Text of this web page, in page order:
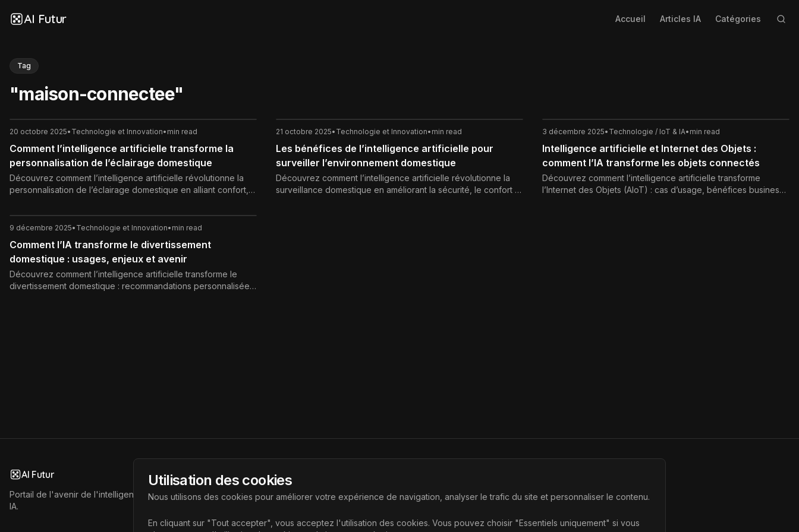
AI Futur Accueil Articles IA Catégories
Tag
"maison-connectee"
20 octobre 2025• Technologie et Innovation• min read
Comment l’intelligence artificielle transforme la
personnalisation de l’éclairage domestique
Découvrez comment l’intelligence artificielle révolutionne la
personnalisation de l’éclairage domestique en alliant confort,
21 octobre 2025• Technologie et Innovation• min read
Les bénéfices de l’intelligence artificielle pour
surveiller l’environnement domestique
Découvrez comment l’intelligence artificielle révolutionne la
surveillance domestique en améliorant la sécurité, le confort et
3 décembre 2025• Technologie / IoT & IA• min read
Intelligence artificielle et Internet des Objets :
comment l’IA transforme les objets connectés
Découvrez comment l’intelligence artificielle transforme
l’Internet des Objets (AIoT) : cas d’usage, bénéfices business,
9 décembre 2025• Technologie et Innovation• min read
Comment l’IA transforme le divertissement
domestique : usages, enjeux et avenir
Découvrez comment l’intelligence artificielle transforme le
divertissement domestique : recommandations personnalisées,
AI Futur
Portail de l'avenir de l'intelligence artificielle, vous aidant à découvrir les dernières technologies
IA.
Accueil
Catégories
Utilisation des cookies
Nous utilisons des cookies pour améliorer votre expérience de navigation, analyser le trafic du site et personnaliser le contenu.
En cliquant sur "Tout accepter", vous acceptez l'utilisation des cookies. Vous pouvez choisir "Essentiels uniquement" si vous